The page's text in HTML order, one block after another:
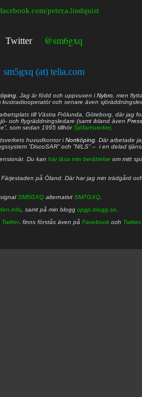
facebook.com/peter.a.lindquist
Twitter @sm6gxq
sm5gxq (at) telia.com
. Jag är född och uppvuxen iNybro , men
kustradiooperatör och senare även
till Västra Frölunda, Göteborg, där jag
och flygräddningsledare (samt ibland även
som sedan 1995 tillhörSjöfartsverket
huvudkontor iNorrköping . Där arbetade
”DiscoSAR” och ”NILS” – i en delad
Du kan här läsa min berättelse om mitt
Färjestaden på Öland. Där har jag min trädgård
SM5GXQ alternativt SM7GXQ
, samt på min blogg cpgp.blogg.se
Twitter. finns förstås även på Facebook och Twitter.